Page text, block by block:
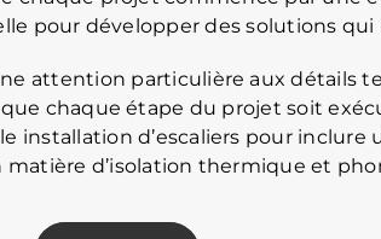
pour développer des solutions
attention particulière aux détails
chaque étape du projet soit
installation d’escaliers pour
matière d’isolation thermique et